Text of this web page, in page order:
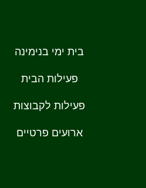
בית ימי בנימינה
פעילות הבית
פעילות לקבוצות
ארועים פרטיים